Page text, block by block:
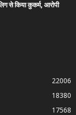
से किया कुकर्म, आरोपी
22006
18380
17568